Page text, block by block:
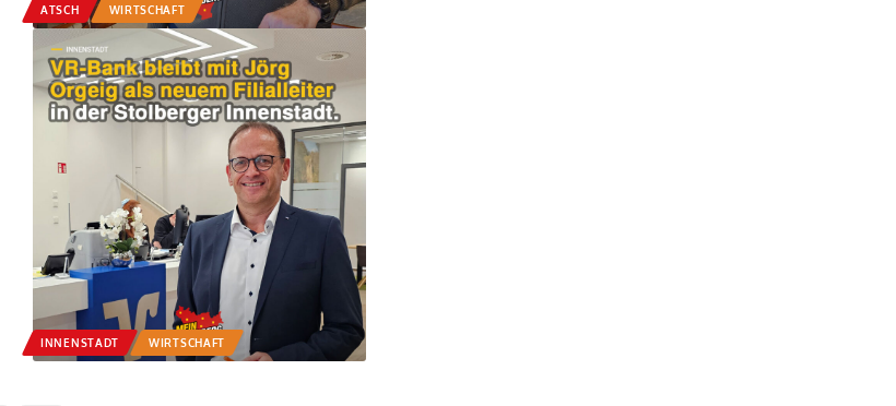
ATSCH WIRTSCHAFT
INNENSTADT WIRTSCHAFT